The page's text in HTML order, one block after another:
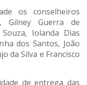
os conselheiros
Gilney Guerra de
Iolanda Dias
dos Santos, João
da Silva e Francisco
de entrega das